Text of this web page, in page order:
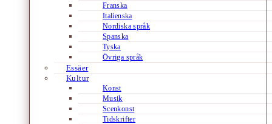
Franska
Italienska
Nordiska språk
Spanska
Tyska
Övriga språk
Essäer
Kultur
Konst
Musik
Scenkonst
Tidskrifter